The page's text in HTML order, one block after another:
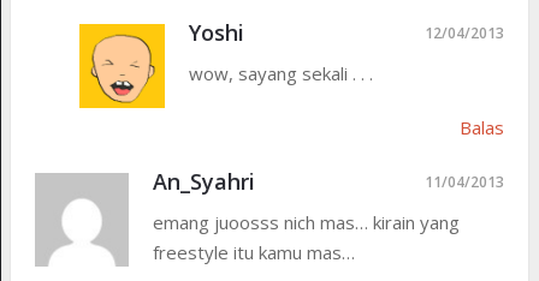
Yoshi 12/04/2013
wow, sayang sekali . . .
Balas
An_Syahri 11/04/2013
emang juoosss nich mas… kirain yang
freestyle itu kamu mas…